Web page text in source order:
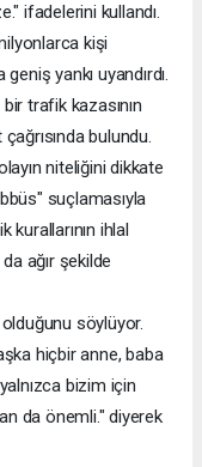
ifadelerini kullandı.
kişi
yankı uyandırdı.
trafik kazasının
bulundu.
niteliğini dikkate
suçlamasıyla
ihlal
ağır şekilde
söylüyor.
hiçbir anne, baba
bizim için
da önemli." diyerek